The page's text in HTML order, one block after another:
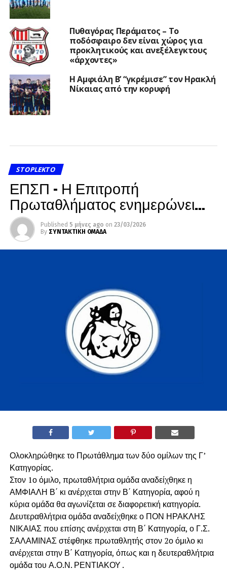
Πυθαγόρας Περάματος – Το
ποδόσφαιρο δεν είναι χώρος για
προκλητικούς και ανεξέλεγκτους
«άρχοντες»
Η Αμφιάλη Β’ “γκρέμισε” τον Ηρακλή
Νίκαιας από την κορυφή
STOPLEKTO
ΕΠΣΠ – Η Επιτροπή
Πρωταθλήματος ενημερώνει…
Published 5 μήνες ago on 23/03/2026
By ΣΥΝΤΑΚΤΙΚΗ ΟΜΑΔΑ
Ολοκληρώθηκε το Πρωτάθλημα των δύο ομίλων της Γ’
Κατηγορίας.
Στον 1ο όμιλο, πρωταθλήτρια ομάδα αναδείχθηκε η
ΑΜΦΙΑΛΗ Β΄ κι ανέρχεται στην Β΄ Κατηγορία, αφού η
κύρια ομάδα θα αγωνίζεται σε διαφορετική κατηγορία.
Δευτεραθλήτρια ομάδα αναδείχθηκε ο ΠΟΝ ΗΡΑΚΛΗΣ
ΝΙΚΑΙΑΣ που επίσης ανέρχεται στη Β΄ Κατηγορία, ο Γ.Σ.
ΣΑΛΑΜΙΝΑΣ στέφθηκε πρωταθλητής στον 2ο όμιλο κι
ανέρχεται στην Β΄ Κατηγορία, όπως και η δευτεραθλήτρια
ομάδα του Α.Ο.Ν. ΡΕΝΤΙΑΚΟΥ .